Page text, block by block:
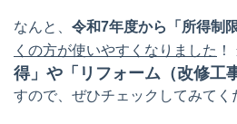
なんと、 令和7年度から「所得制
くの方が使いやすくなりました
得」や「リフォーム（改修工
すので、ぜひチェックしてみてく